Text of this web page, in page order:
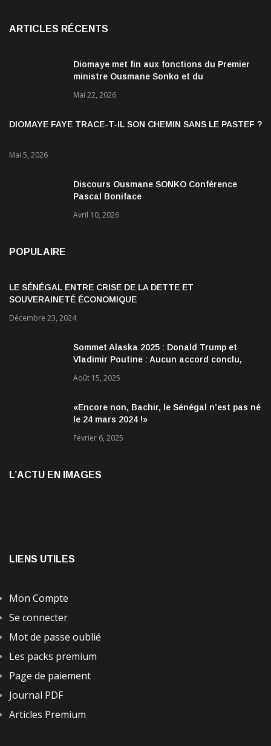
ARTICLES RÉCENTS
Diomaye met fin aux fonctions du Premier
ministre Ousmane Sonko et du
Mai 22, 2026
DIOMAYE FAYE TRACE-T-IL SON CHEMIN SANS LE PASTEF ?
Mai 5, 2026
Discours Ousmane SONKO Conférence
Pascal Boniface
Avril 10, 2026
POPULAIRE
LE SÉNÉGAL ENTRE CRISE DE LA DETTE ET
SOUVERAINETÉ ÉCONOMIQUE
Décembre 23, 2024
Sommet Alaska 2025 : Donald Trump et
Vladimir Poutine : Aucun accord conclu,
encourageantes
Août 15, 2025
«Encore non, Bachir, le Sénégal n’est pas né
le 24 mars 2024 !»
Février 6, 2025
L’ACTU EN IMAGES
LIENS UTILES
Mon Compte
Se connecter
Mot de passe oublié
Les packs premium
Page de paiement
Journal PDF
Articles Premium